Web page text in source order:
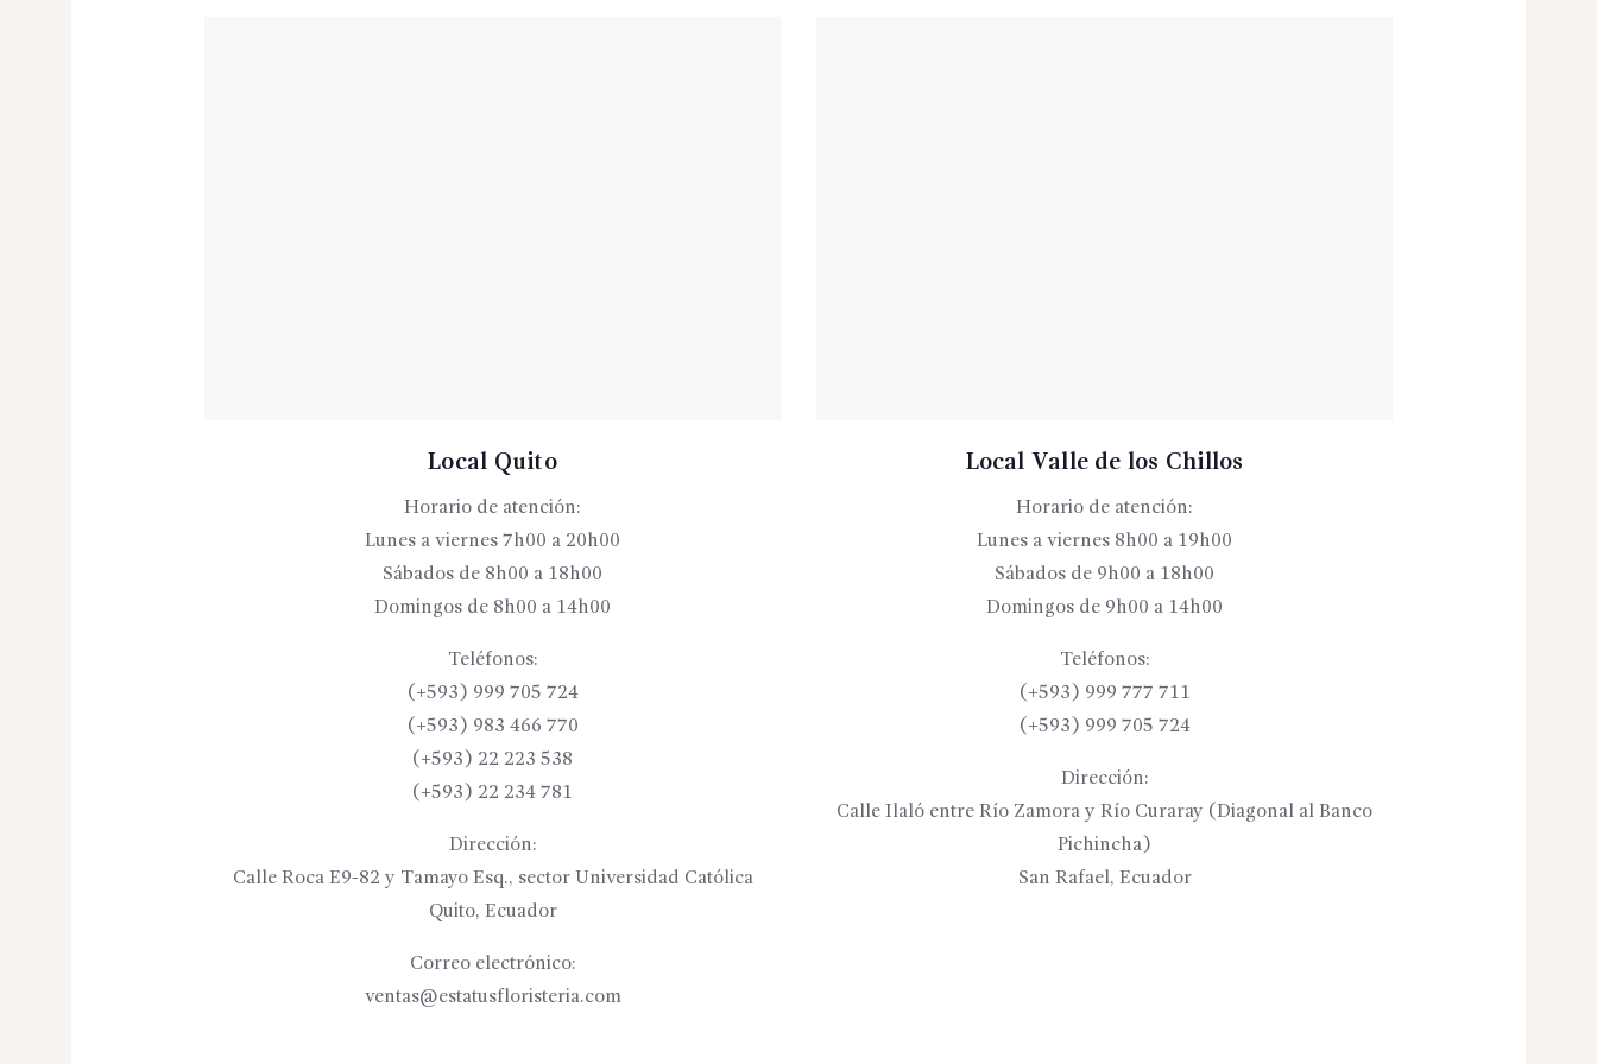
Local Quito
Horario de atención:
Lunes a viernes 7h00 a 20h00
Sábados de 8h00 a 18h00
Domingos de 8h00 a 14h00
Teléfonos:
(+593) 999 705 724
(+593) 983 466 770
(+593) 22 223 538
(+593) 22 234 781
Dirección:
Calle Roca E9-82 y Tamayo Esq., sector Universidad Católica
Quito, Ecuador
Correo electrónico:
ventas@estatusfloristeria.com
Local Valle de los Chillos
Horario de atención:
Lunes a viernes 8h00 a 19h00
Sábados de 9h00 a 18h00
Domingos de 9h00 a 14h00
Teléfonos:
(+593) 999 777 711
(+593) 999 705 724
Dirección:
Calle Ilaló entre Río Zamora y Río Curaray (Diagonal al Banco
Pichincha)
San Rafael, Ecuador